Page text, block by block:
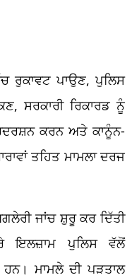
ਰੁਕਾਵਟ ਪਾਉਣ, ਪੁਲਿਸ
ਸਰਕਾਰੀ ਰਿਕਾਰਡ ਨੂੰ
ਕਰਨ ਅਤੇ ਕਾਨੂੰਨ-
ਤਹਿਤ ਮਾਮਲਾ ਦਰਜ
ਜਾਂਚ ਸ਼ੁਰੂ ਕਰ ਦਿੱਤੀ
ਇਲਜ਼ਾਮ ਪੁਲਿਸ ਵੱਲੋਂ
ਮਾਮਲੇ ਦੀ ਪੜਤਾਲ